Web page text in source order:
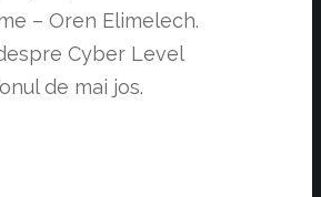
– Oren Elimelech.
Cyber Level
de mai jos.